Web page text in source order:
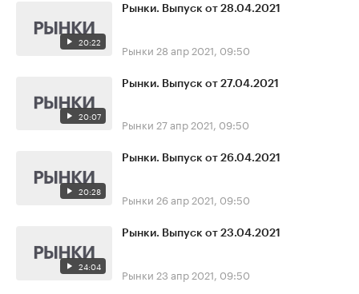
20:22
Рынки. Выпуск от 28.04.2021
Рынки 28 апр 2021, 09:50
20:07
Рынки. Выпуск от 27.04.2021
Рынки 27 апр 2021, 09:50
20:28
Рынки. Выпуск от 26.04.2021
Рынки 26 апр 2021, 09:50
24:04
Рынки. Выпуск от 23.04.2021
Рынки 23 апр 2021, 09:50